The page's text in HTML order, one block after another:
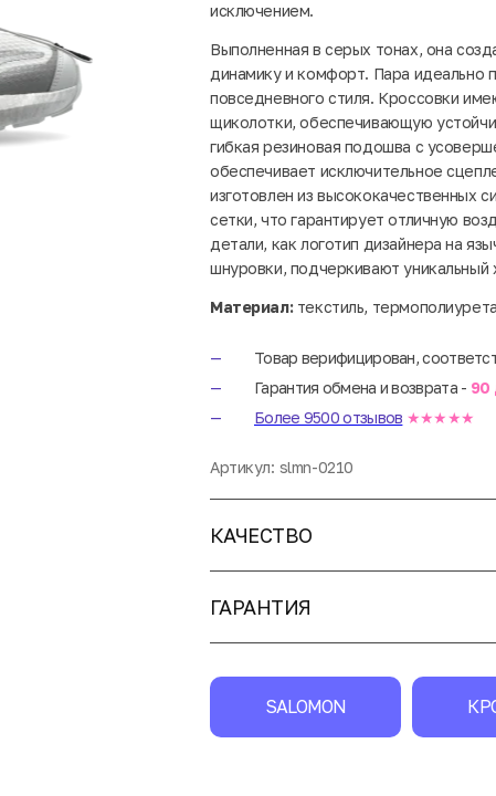
исключением.
Выполненная в серых тонах, она
динамику и комфорт. Пара идеально
повседневного стиля. Кроссовки
щиколотки, обеспечивающую
гибкая резиновая подошва с
обеспечивает исключительное
изготовлен из высококачественных
сетки, что гарантирует отличную
детали, как логотип дизайнера на
шнуровки, подчеркивают уникальный
Материал: текстиль,
Товар верифицирован,
Гарантия обмена и возврата - 90
Более 9500 отзывов ★★★★★
Артикул: slmn-0210
КАЧЕСТВО
ГАРАНТИЯ
SALOMON